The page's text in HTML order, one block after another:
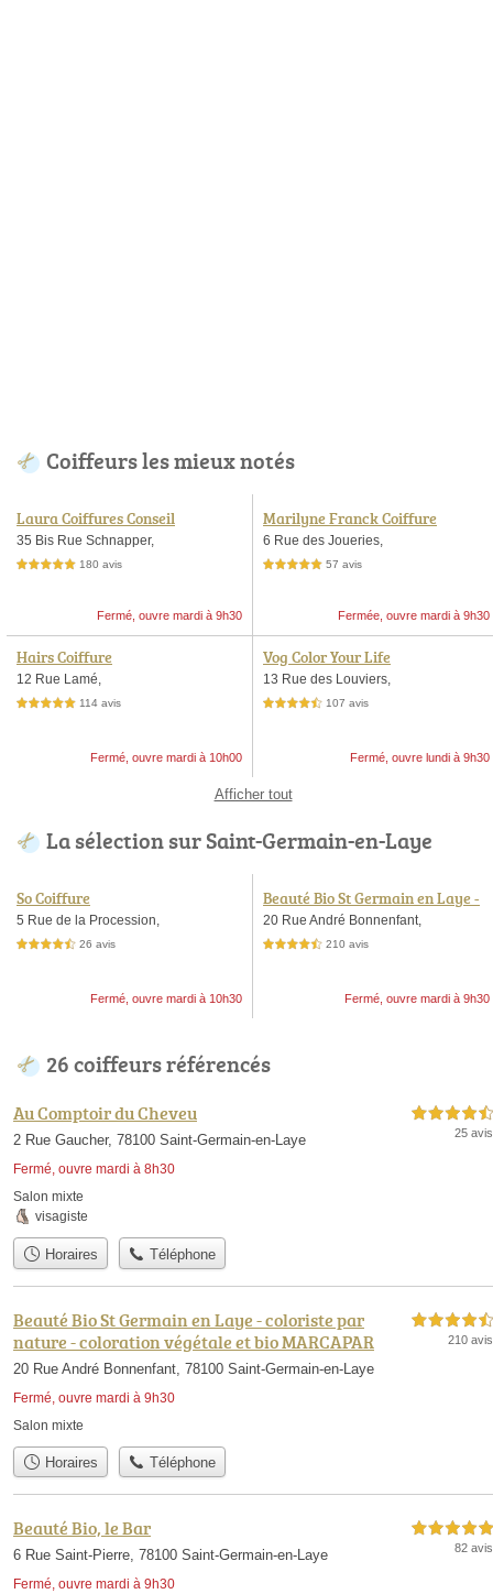
Coiffeurs les mieux notés
Laura Coiffures Conseil
35 Bis Rue Schnapper,
5,0 étoiles sur 5 180 avis
Fermé, ouvre mardi à 9h30
Marilyne Franck Coiffure
6 Rue des Joueries,
5,0 étoiles sur 5 57 avis
Fermée, ouvre mardi à 9h30
Hairs Coiffure
12 Rue Lamé,
5,0 étoiles sur 5 114 avis
Fermé, ouvre mardi à 10h00
Vog Color Your Life
13 Rue des Louviers,
4,5 étoiles sur 5 107 avis
Fermé, ouvre lundi à 9h30
Afficher tout
La sélection sur Saint-Germain-en-Laye
So Coiffure
5 Rue de la Procession,
4,5 étoiles sur 5 26 avis
Fermé, ouvre mardi à 10h30
Beauté Bio St Germain en Laye -
coloriste par nature - coloration
végétale et bio MARCAPAR
20 Rue André Bonnenfant,
4,5 étoiles sur 5 210 avis
Fermé, ouvre mardi à 9h30
26 coiffeurs référencés
Au Comptoir du Cheveu
2 Rue Gaucher, 78100 Saint-Germain-en-Laye
Fermé, ouvre mardi à 8h30
4,5 étoiles sur 5
25 avis
Salon mixte
visagiste
Horaires Téléphone
Beauté Bio St Germain en Laye - coloriste par
nature - coloration végétale et bio MARCAPAR
20 Rue André Bonnenfant, 78100 Saint-Germain-en-Laye
Fermé, ouvre mardi à 9h30
4,5 étoiles sur 5
210 avis
Salon mixte
Horaires Téléphone
Beauté Bio, le Bar
6 Rue Saint-Pierre, 78100 Saint-Germain-en-Laye
Fermé, ouvre mardi à 9h30
5,0 étoiles sur 5
82 avis